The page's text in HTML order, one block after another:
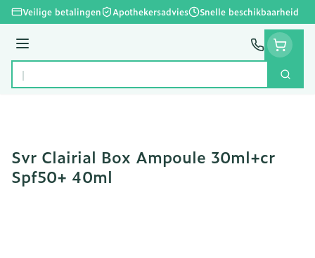
Ga naar de inhoud
Veilige betalingen Apothekersadvies Snelle beschikbaarheid
Menu
Product, merk, categorie...
Zoek
Svr Clairial Box Ampoule 30ml+cr
Spf50+ 40ml